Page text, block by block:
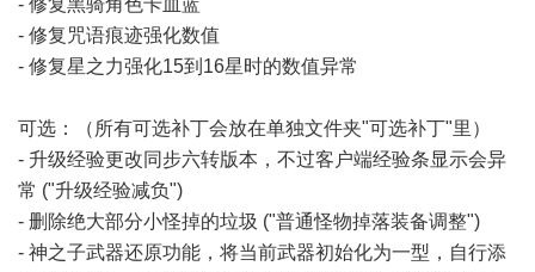
- 修复黑骑角色卡血蓝
- 修复咒语痕迹强化数值
- 修复星之力强化15到16星时的数值异常
可选：（所有可选补丁会放在单独文件夹"可选补丁"里）
- 升级经验更改同步六转版本，不过客户端经验条显示会异
常 ("升级经验减负")
- 删除绝大部分小怪掉的垃圾 ("普通怪物掉落装备调整")
- 神之子武器还原功能，将当前武器初始化为一型，自行添